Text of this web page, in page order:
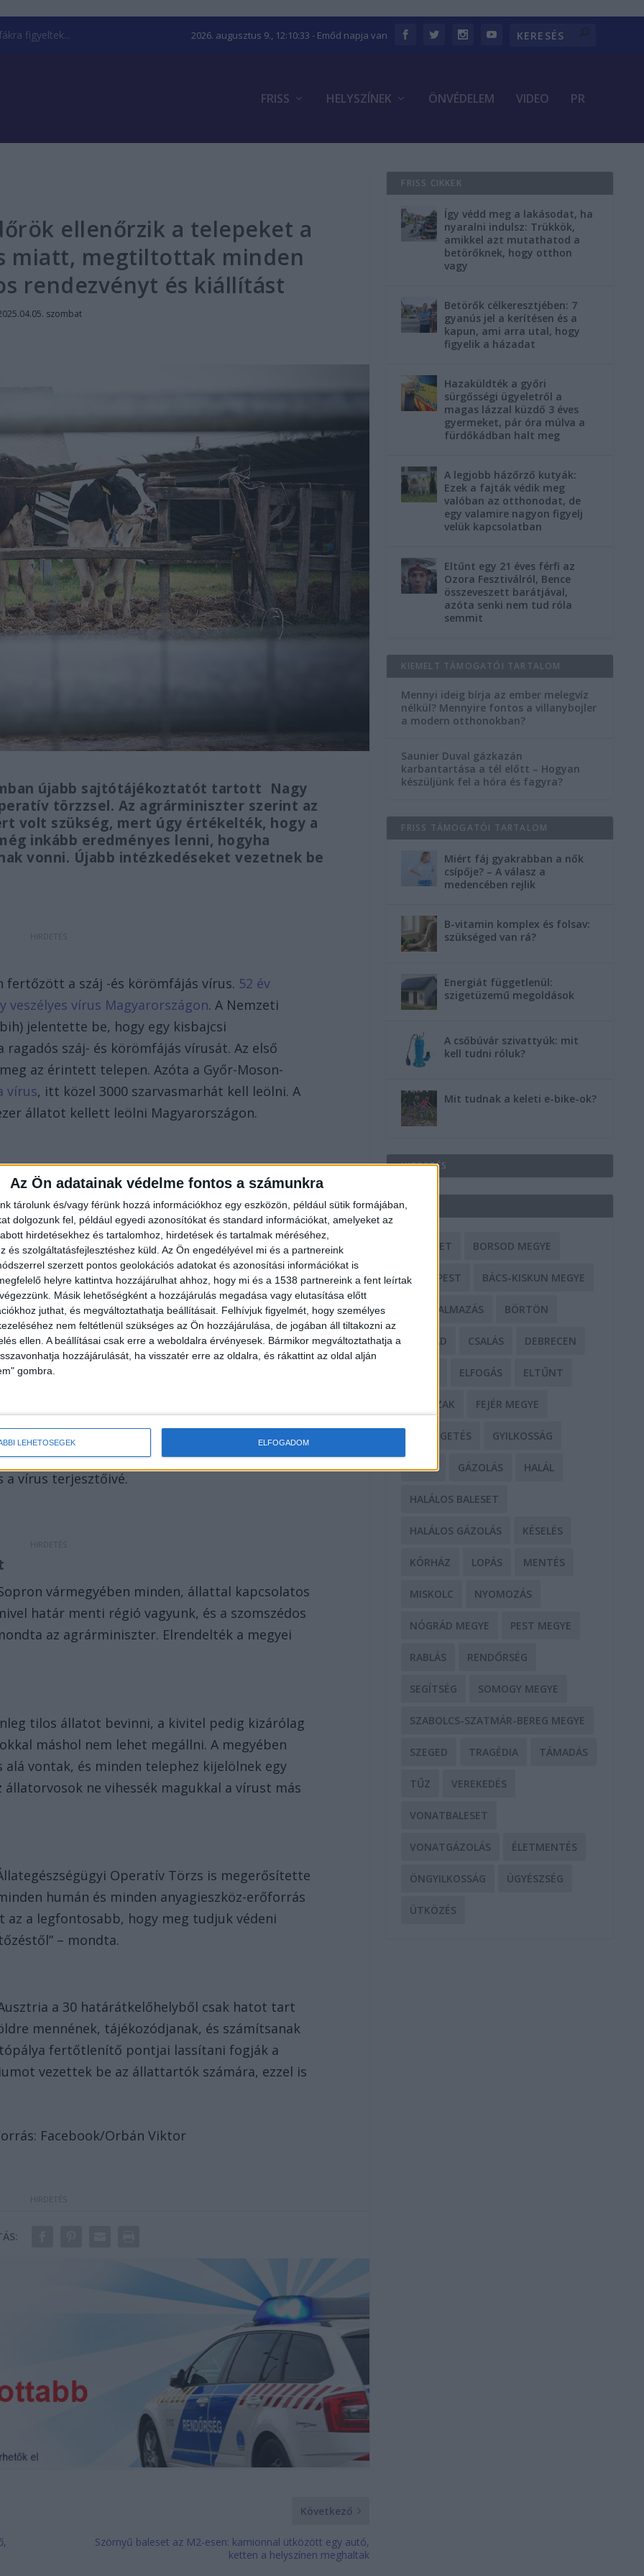
Az Ön adatainak védelme fontos a számunkra
tárolunk és/vagy férünk hozzá információkhoz egy eszközön, például sütik formájában,
dolgozunk fel, például egyedi azonosítókat és standard információkat, amelyeket az
hirdetésekhez és tartalomhoz, hirdetések és tartalmak méréséhez,
és szolgáltatásfejlesztéshez küld. Az Ön engedélyével mi és a partnereink
szerzett pontos geolokációs adatokat és azonosítási információkat is
helyre kattintva hozzájárulhat ahhoz, hogy mi és a 1538 partnereink a fent leírtak
Másik lehetőségként a hozzájárulás megadása vagy elutasítása előtt
juthat, és megváltoztathatja beállításait. Felhívjuk figyelmét, hogy személyes
nem feltétlenül szükséges az Ön hozzájárulása, de jogában áll tiltakozni az
ellen. A beállításai csak erre a weboldalra érvényesek. Bármikor megváltoztathatja a
hozzájárulását, ha visszatér erre az oldalra, és rákattint az oldal alján
gombra.
LEHETŐSÉGEK ELFOGADOM
figyeltek... 2026. augusztus 9., 12:10:34 - Emőd napja van
FRISS HELYSZÍNEK ÖNVÉDELEM VIDEO PR
ellenőrzik a telepeket a
miatt, megtiltottak minden
rendezvényt és kiállítást
szombat
újabb sajtótájékoztatót tartott Nagy
törzzsel. Az agrárminiszter szerint az
volt szükség, mert úgy értékelték, hogy a
inkább eredményes lenni, hogyha
vonni. Újabb intézkedéseket vezetnek be
fertőzött a száj -és körömfájás vírus. 52 év
vírus Magyarországon. A Nemzeti
jelentette be, hogy egy kisbajcsi
száj- és körömfájás vírusát. Az első
az érintett telepen. Azóta a Győr-Moson-
vírus, itt közel 3000 szarvasmarhát kell leölni. A
állatot kellett leölni Magyarországon.
telepen rendőrségi ellenőrzések lesznek (a
nem lehet a tulajdonosokra bízni. Emellett
lesz, hogy ne kelljen a telepek közt
a vírus terjesztőivé.
vármegyében minden, állattal kapcsolatos
határ menti régió vagyunk, és a szomszédos
az agrárminiszter. Elrendelték a megyei
tilos állatot bevinni, a kivitel pedig kizárólag
máshol nem lehet megállni. A megyében
vontak, és minden telephez kijelölnek egy
ne vihessék magukkal a vírust más
Operatív Törzs is megerősítette
humán és minden anyagieszköz-erőforrás
az a legfontosabb, hogy meg tudjuk védeni
– mondta.
a 30 határátkelőhelyből csak hatot tart
mennének, tájékozódjanak, és számítsanak
fertőtlenítő pontjai lassítani fogják a
vezettek be az állattartók számára, ezzel is
Facebook/Orbán Viktor
Következő
Szörnyű baleset az M2-esen: kamionnal ütközött egy autó,
ketten a helyszínen meghaltak
FRISS CIKKEK
Így védd meg a lakásodat, ha
nyaralni indulsz: Trükkök,
amikkel azt mutathatod a
betörőknek, hogy otthon
vagy
Betörők célkeresztjében: 7
gyanús jel a kerítésen és a
kapun, ami arra utal, hogy
figyelik a házadat
Hazaküldték a győri
sürgősségi ügyeletről a
magas lázzal küzdő 3 éves
gyermeket, pár óra múlva a
fürdőkádban halt meg
A legjobb házőrző kutyák:
Ezek a fajták védik meg
valóban az otthonodat, de
egy valamire nagyon figyelj
velük kapcsolatban
Eltűnt egy 21 éves férfi az
Ozora Fesztiválról, Bence
összeveszett barátjával,
azóta senki nem tud róla
semmit
KIEMELT TÁMOGATÓI TARTALOM
Mennyi ideig bírja az ember melegvíz
nélkül? Mennyire fontos a villanybojler
a modern otthonokban?
Saunier Duval gázkazán
karbantartása a tél előtt – Hogyan
készüljünk fel a hóra és fagyra?
FRISS TÁMOGATÓI TARTALOM
Miért fáj gyakrabban a nők
csípője? – A válasz a
medencében rejlik
B-vitamin komplex és folsav:
szükséged van rá?
Energiát függetlenül:
szigetüzemű megoldások
A csőbúvár szivattyúk: mit
kell tudni róluk?
Mit tudnak a keleti e-bike-ok?
HIRDETÉS
CÍMKÉK
BALESET BORSOD MEGYE
BUDAPEST BÁCS-KISKUN MEGYE
BÁNTALMAZÁS BÖRTÖN
CSALÁD CSALÁS DEBRECEN
ELFOGÁS ELTŰNT
ERŐSZAK FEJÉR MEGYE
FENYEGETÉS GYILKOSSÁG
GYŐR GÁZOLÁS HALÁL
HALÁLOS BALESET
HALÁLOS GÁZOLÁS KÉSELÉS
KÓRHÁZ LOPÁS MENTÉS
MISKOLC NYOMOZÁS
NÓGRÁD MEGYE PEST MEGYE
RABLÁS RENDŐRSÉG
SEGÍTSÉG SOMOGY MEGYE
SZABOLCS-SZATMÁR-BEREG MEGYE
SZEGED TRAGÉDIA TÁMADÁS
TŰZ VEREKEDÉS
VONATBALESET
VONATGÁZOLÁS ÉLETMENTÉS
ÖNGYILKOSSÁG ÜGYÉSZSÉG
ÜTKÖZÉS